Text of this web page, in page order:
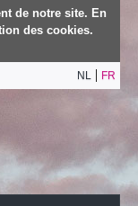
de notre site. En
des cookies.
NL FR